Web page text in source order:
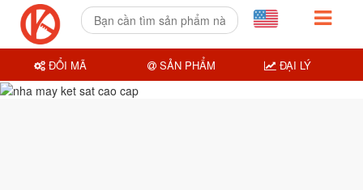
ĐỔI MÃ SẢN PHẨM ĐẠI LÝ